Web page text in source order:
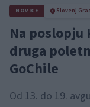
NOVICE Slovenj
Na
druga
GoChile
Od 13. do 19.